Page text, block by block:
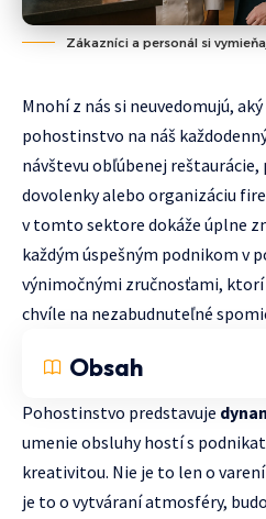
Zákazníci a personál si
Mnohí z nás si neuvedomujú,
pohostinstvo na náš
návštevu obľúbenej
dovolenky alebo organizáciu
v tomto sektore dokáže úplne
každým úspešným podnikom v
výnimočnými zručnosťami,
chvíle na nezabudnuteľné
Obsah
Pohostinstvo predstavuje
umenie obsluhy hostí s
kreativitou. Nie je to len o
je to o vytváraní atmosféry,